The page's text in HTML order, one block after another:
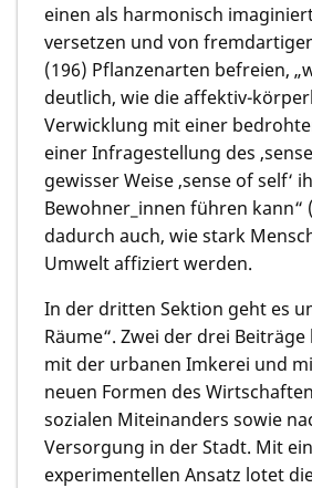
einen als harmonisch
versetzen und von
(196) Pflanzenarten befreien,
deutlich, wie die affektiv-
Verwicklung mit einer
einer Infragestellung des
gewisser Weise ‚sense of self‘
Bewohner_innen führen kann“
dadurch auch, wie stark
Umwelt affiziert werden.
In der dritten Sektion geht es
Räume“. Zwei der drei Beiträge
mit der urbanen Imkerei und
neuen Formen des
sozialen Miteinanders sowie
Versorgung in der Stadt. Mit
experimentellen Ansatz lotet